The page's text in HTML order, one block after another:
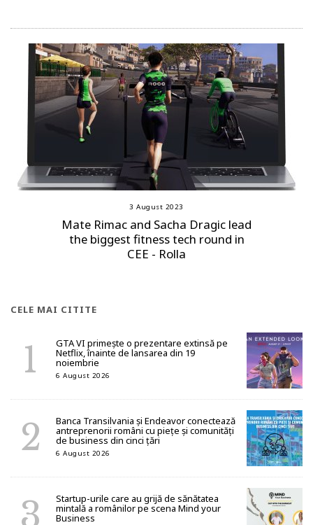
3 August 2023
Mate Rimac and Sacha Dragic lead
the biggest fitness tech round in
CEE - Rolla
CELE MAI CITITE
GTA VI primește o prezentare extinsă pe
Netflix, înainte de lansarea din 19
noiembrie
6 August 2026
Banca Transilvania și Endeavor conectează
antreprenorii români cu piețe și comunități
de business din cinci țări
6 August 2026
Startup-urile care au grijă de sănătatea
mintală a românilor pe scena Mind your
Business